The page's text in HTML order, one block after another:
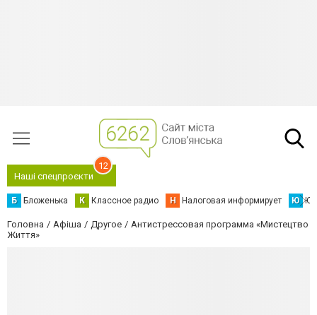
Наші спецпроєкти
12
Б Бложенька К Классное радио Н Налоговая информирует Ю
Головна Афіша Другое
Антистрессовая программа «Мистецтво
Життя»